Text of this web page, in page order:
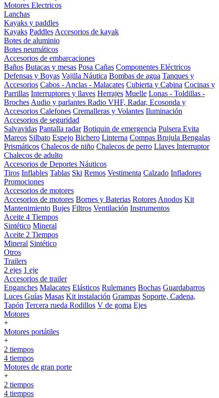
Motores Electricos
Lanchas
Kayaks y paddles
Kayaks Paddles Accesorios de kayak
Botes de aluminio
Botes neumáticos
Accesorios de embarcaciones
Baños Butacas y mesas Posa Cañas Componentes Eléctricos
Defensas y Boyas Vajilla Náutica Bombas de agua Tanques y
Accesorios Cabos - Anclas - Malacates Cubierta y Cabina Cocinas y
Parrillas Interruptores y llaves Herrajes Muelle Lonas - Toldillas -
Broches Audio y parlantes Radio VHF, Radar, Ecosonda y
Accesorios Calefones Cremalleras y Volantes Iluminación
Accesorios de seguridad
Salvavidas Pantalla radar Botiquin de emergencia Pulsera Evita
Mareos Silbato Espejo Bichero Linterna Compas Brujula Bengalas
Prismáticos Chalecos de niño Chalecos de perro Llaves Interruptor
Chalecos de adulto
Accesorios de Deportes Náuticos
Tiros Inflables Tablas Ski Remos Vestimenta Calzado Infladores
Promociones
Accesorios de motores
Accesorios de motores Bornes y Baterias Rotores Anodos Kit
Mantenimiento Bujes Filtros Ventilación Instrumentos
Aceite 4 Tiempos
Sintético Mineral
Aceite 2 Tiempos
Mineral Sintético
Otros
Trailers
2 ejes 1 eje
Accesorios de trailer
Enganches Malacates Elásticos Rulemanes Bochas Guardabarros
Luces Guías Masas Kit instalación Grampas Soporte, Cadena,
Tapón Tercera rueda Rodillos V de goma Ejes
Motores
+
Motores portátiles
+
2 tiempos
4 tiempos
Motores de gran porte
+
2 tiempos
4 tiempos